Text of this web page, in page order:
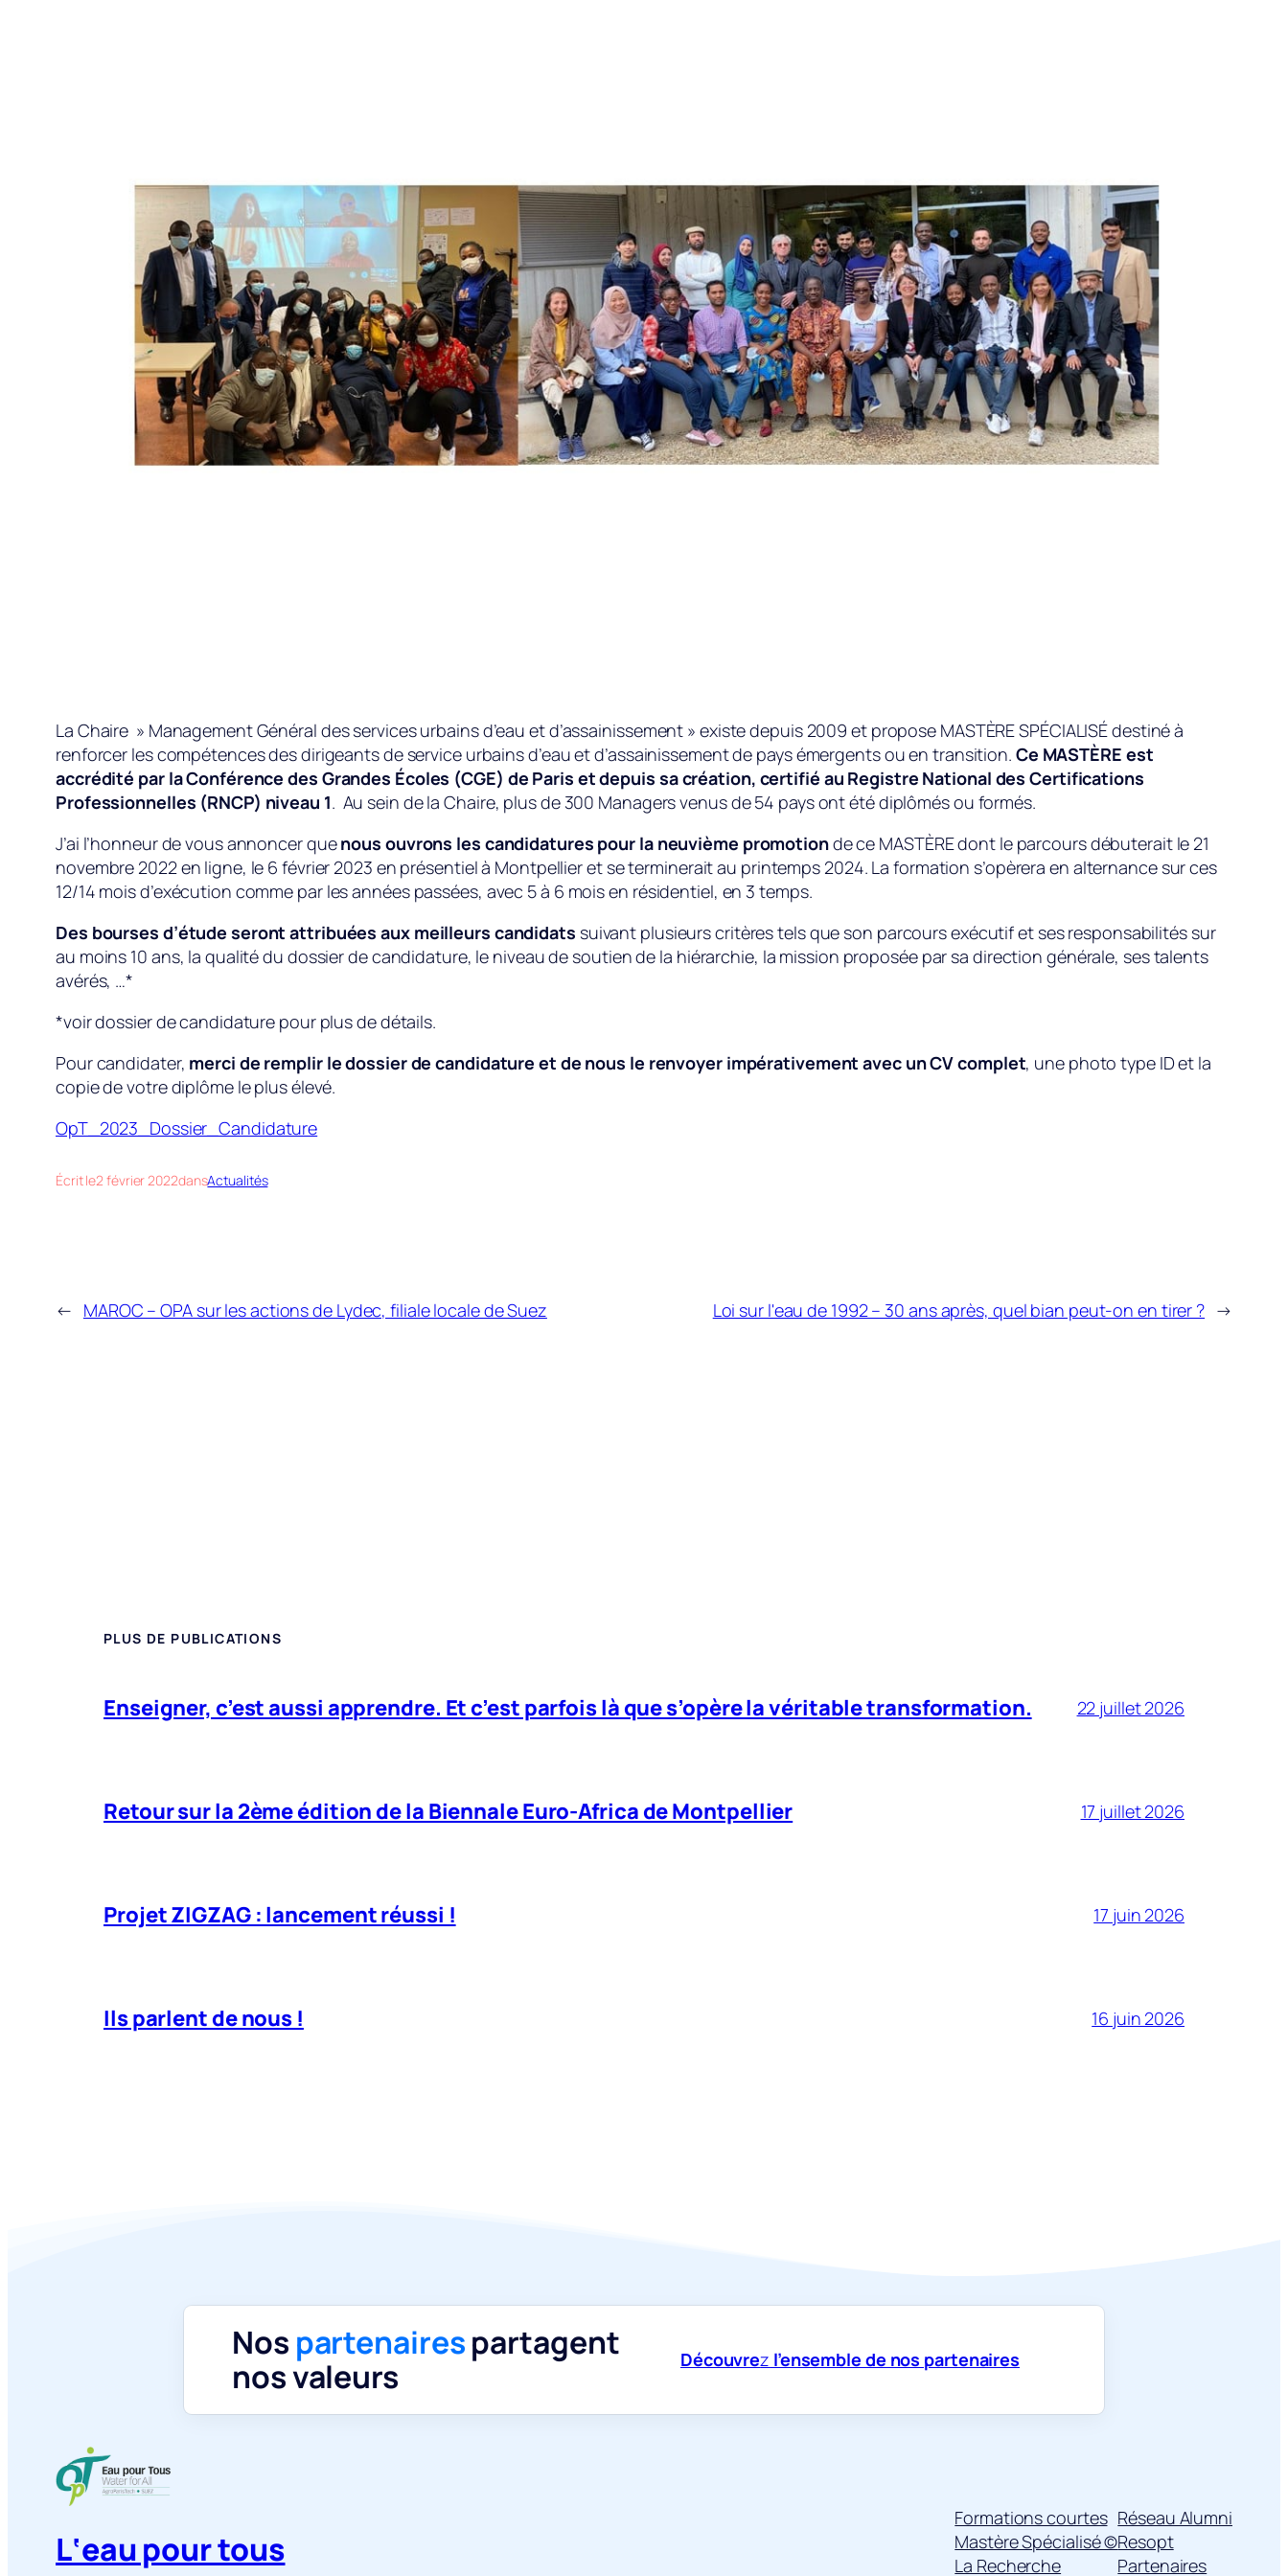
La Chaire » Management Général des services urbains d’eau et d’assainissement » existe depuis 2009 et propose MASTÈRE SPÉCIALISÉ destiné à
renforcer les compétences des dirigeants de service urbains d’eau et d’assainissement de pays émergents ou en transition. Ce MASTÈRE est
accrédité par la Conférence des Grandes Écoles (CGE) de Paris et depuis sa création, certifié au Registre National des Certifications
Professionnelles (RNCP) niveau 1. Au sein de la Chaire, plus de 300 Managers venus de 54 pays ont été diplômés ou formés.
J’ai l’honneur de vous annoncer quenous ouvrons les candidatures pour la neuvième promotionde ce MASTÈRE dont le parcours débuterait le 21
novembre 2022 en ligne, le 6 février 2023 en présentiel à Montpellier et se terminerait au printemps 2024. La formation s’opèrera en alternance sur ces
12/14 mois d’exécution comme par les années passées, avec 5 à 6 mois en résidentiel, en 3 temps.
Des bourses d’étude seront attribuées aux meilleurs candidats suivant plusieurs critères tels que son parcours exécutif et ses responsabilités sur
au moins 10 ans, la qualité du dossier de candidature, le niveau de soutien de la hiérarchie, la mission proposée par sa direction générale, ses talents
avérés, …*
*voir dossier de candidature pour plus de détails.
Pour candidater, merci de remplir le dossier de candidature et de nous le renvoyer impérativement avec un CV complet, une photo type ID et la
copie de votre diplôme le plus élevé.
OpT_2023_Dossier_Candidature
Écrit le2 février 2022dansActualités
← MAROC – OPA sur les actions de Lydec, filiale locale de Suez Loi sur l'eau de 1992 – 30 ans après, quel bian peut-on en tirer ? →
PLUS DE PUBLICATIONS
Enseigner, c’est aussi apprendre. Et c’est parfois là que s’opère la véritable transformation. 22 juillet 2026
Retour sur la 2ème édition de la Biennale Euro-Africa de Montpellier 17 juillet 2026
Projet ZIGZAG : lancement réussi ! 17 juin 2026
Ils parlent de nous ! 16 juin 2026
Nos partenairespartagent
nos valeurs
Découvrez l’ensemble de nos partenaires
L‘eau pour tous
Formations courtes
Mastère Spécialisé ©
La Recherche
Réseau Alumni
Resopt
Partenaires